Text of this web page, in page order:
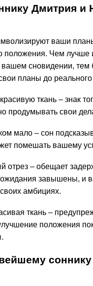
Дмитрия и
ваши
положения. Чем лучше
вашем сновидении, тем
планы до
ткань – знак
продумывать свои
мало – сон
помешать вашему
отрез – обещает
завышены, и
амбициях.
ткань –
положения
соннику